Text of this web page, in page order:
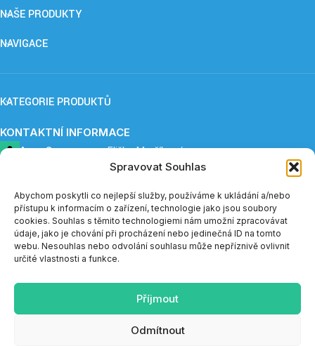
Spravovat Souhlas
Abychom poskytli co nejlepší služby, používáme k ukládání a/nebo
přístupu k informacím o zařízení, technologie jako jsou soubory
cookies. Souhlas s těmito technologiemi nám umožní zpracovávat
údaje, jako je chování při procházení nebo jedinečná ID na tomto
webu. Nesouhlas nebo odvolání souhlasu může nepříznivě ovlivnit
určité vlastnosti a funkce.
Příjmout
Odmítnout
NAŠE PRODUKTY
NAVIGACE
KATEGORIE PRODUKTŮ
KONTAKTNÍ INFORMACE
ApnoCare s. r. o.,Eliška Maršíková
Provozovna: Záboří 84, 277 41 Kly
eshop@apnoe-spanek.cz
IČO: 23362812
DIČ: CZ23362812
Telefonická podpora e-shopu je v měsíci červenci a sprnu
dostupná vždy do 14:00.